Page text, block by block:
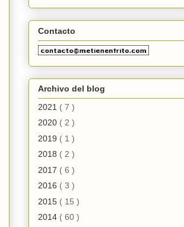
Contacto
Archivo del blog
2021 ( 7 )
2020 ( 2 )
2019 ( 1 )
2018 ( 2 )
2017 ( 6 )
2016 ( 3 )
2015 ( 15 )
2014 ( 60 )